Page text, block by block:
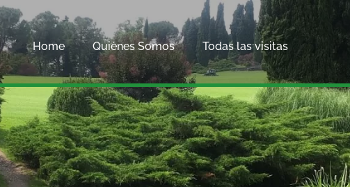
Home Quiènes Somos Todas las visitas